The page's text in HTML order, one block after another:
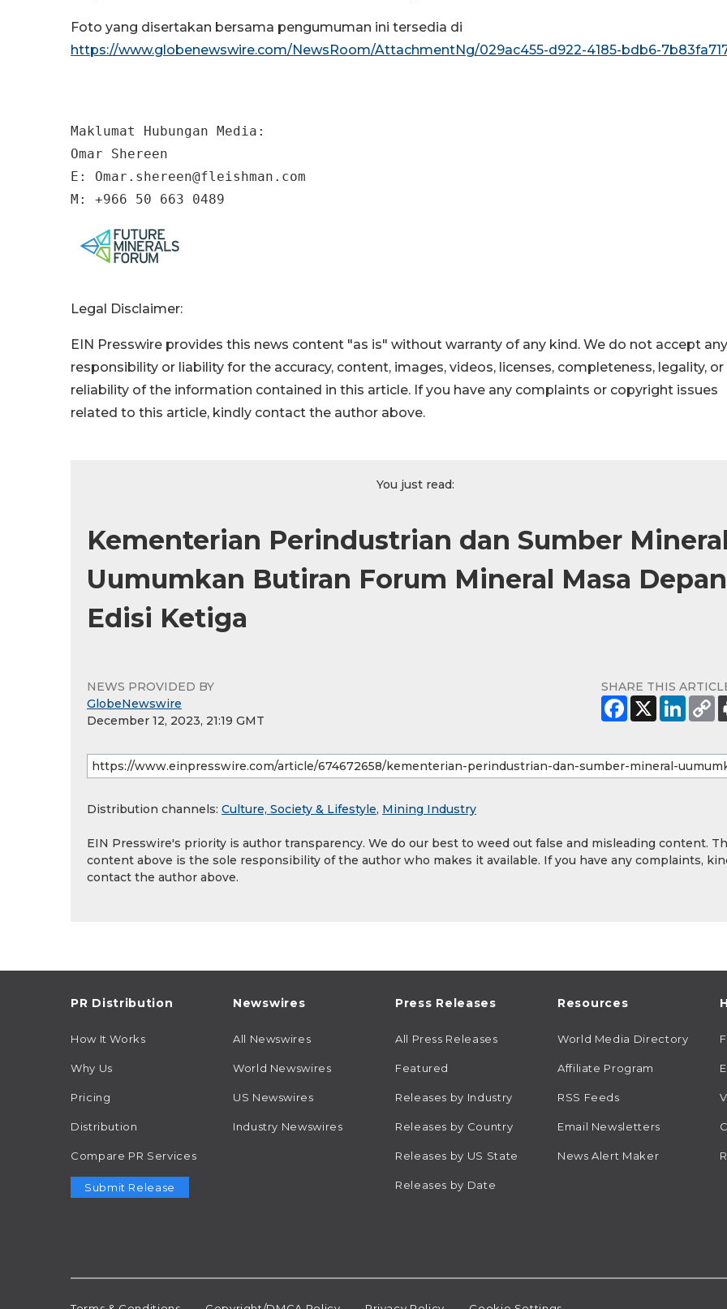
Foto yang disertakan bersama pengumuman ini tersedia di
https://www.globenewswire.com/NewsRoom/AttachmentNg/029ac455-d922-4185-bdb6-
Maklumat Hubungan Media:
Omar Shereen
E: Omar.shereen@fleishman.com
M: +966 50 663 0489
Legal Disclaimer:
EIN Presswire provides this news content "as is" without warranty of any kind. We do not accept any
responsibility or liability for the accuracy, content, images, videos, licenses, completeness, legality, or
reliability of the information contained in this article. If you have any complaints or copyright issues
related to this article, kindly contact the author above.
You just read:
Kementerian Perindustrian dan Sumber Mineral
Uumumkan Butiran Forum Mineral Masa Depan
Edisi Ketiga
NEWS PROVIDED BY
GlobeNewswire
December 12, 2023, 21:19 GMT
SHARE THIS
Distribution channels: Culture, Society & Lifestyle, Mining Industry
EIN Presswire's priority is author transparency. We do our best to weed out false and misleading content.
content above is the sole responsibility of the author who makes it available. If you have any complaints,
contact the author above.
PR Distribution
How It Works
Why Us
Pricing
Distribution
Compare PR Services
Submit Release
Newswires
All Newswires
World Newswires
US Newswires
Industry Newswires
Press Releases
All Press Releases
Featured
Releases by Industry
Releases by Country
Releases by US State
Releases by Date
Resources
World Media Directory
Affiliate Program
RSS Feeds
Email Newsletters
News Alert Maker